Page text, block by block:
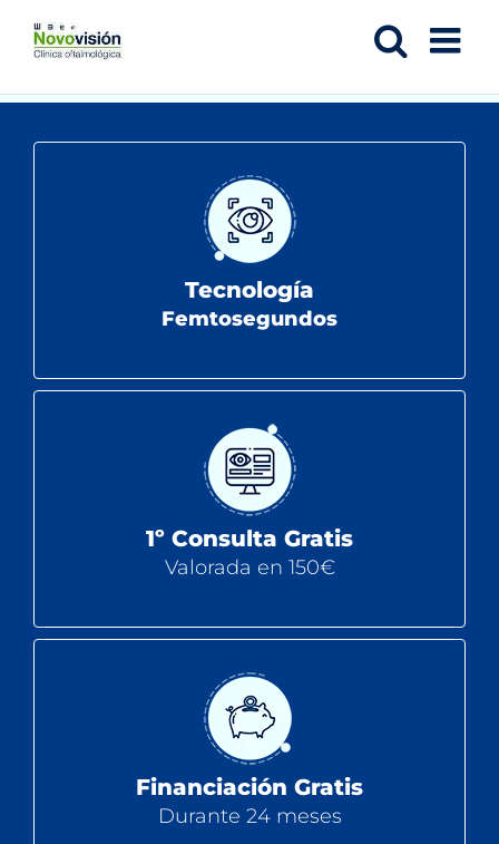
contenido
Tecnología
Femtosegundos
1º Consulta Gratis
Valorada en 150€
Financiación Gratis
Durante 24 meses